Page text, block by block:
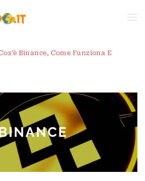
principale
Binance, Come Funziona E